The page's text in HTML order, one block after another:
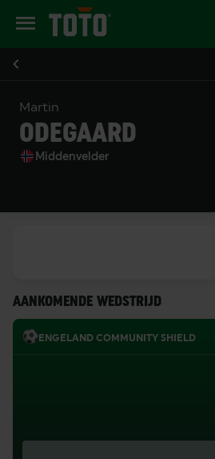
Martin
ODEGAARD
Middenvelder
AANKOMENDE WEDSTRIJD
ENGELAND COMMUNITY SHIELD